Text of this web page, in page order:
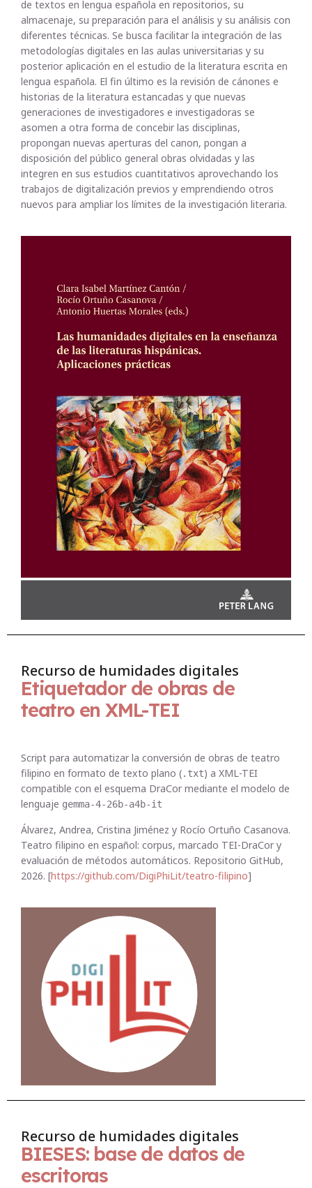
de textos en lengua española en repositorios, su
almacenaje, su preparación para el análisis y su análisis con
diferentes técnicas. Se busca facilitar la integración de las
metodologías digitales en las aulas universitarias y su
posterior aplicación en el estudio de la literatura escrita en
lengua española. El fin último es la revisión de cánones e
historias de la literatura estancadas y que nuevas
generaciones de investigadores e investigadoras se
asomen a otra forma de concebir las disciplinas,
propongan nuevas aperturas del canon, pongan a
disposición del público general obras olvidadas y las
integren en sus estudios cuantitativos aprovechando los
trabajos de digitalización previos y emprendiendo otros
nuevos para ampliar los límites de la investigación literaria.
Recurso de humidades digitales
Etiquetador de obras de
teatro en XML-TEI
Script para automatizar la conversión de obras de teatro
filipino en formato de texto plano (.txt) a XML-TEI
compatible con el esquema DraCor mediante el modelo de
lenguaje gemma-4-26b-a4b-it
Álvarez, Andrea, Cristina Jiménez y Rocío Ortuño Casanova.
Teatro filipino en español: corpus, marcado TEI-DraCor y
evaluación de métodos automáticos. Repositorio GitHub,
2026. [https://github.com/DigiPhiLit/teatro-filipino]
Recurso de humidades digitales
BIESES: base de datos de
escritoras